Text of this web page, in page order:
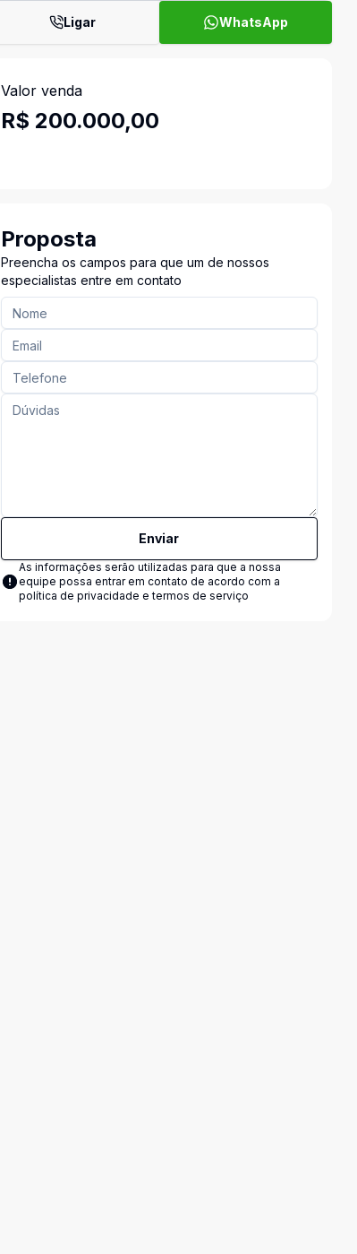
Ligar WhatsApp
Valor venda
R$ 200.000,00
Proposta
Preencha os campos para que um de nossos
especialistas entre em contato
Enviar
As informações serão utilizadas para que a nossa
equipe possa entrar em contato de acordo com a
política de privacidade e termos de serviço